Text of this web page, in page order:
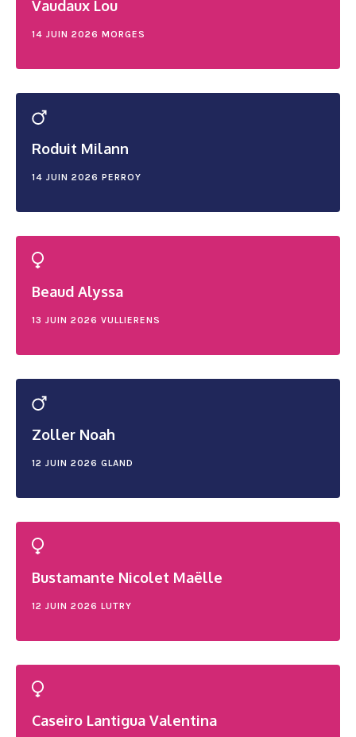
Vaudaux Lou
14 JUIN 2026 MORGES
Roduit Milann
14 JUIN 2026 PERROY
Beaud Alyssa
13 JUIN 2026 VULLIERENS
Zoller Noah
12 JUIN 2026 GLAND
Bustamante Nicolet Maëlle
12 JUIN 2026 LUTRY
Caseiro Lantigua Valentina